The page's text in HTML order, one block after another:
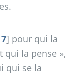
] pour qui la
qui la pense »,
qui se la